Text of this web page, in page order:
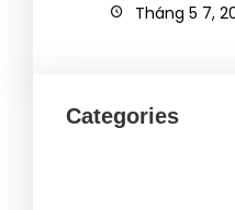
Tháng 5 7,
Categories